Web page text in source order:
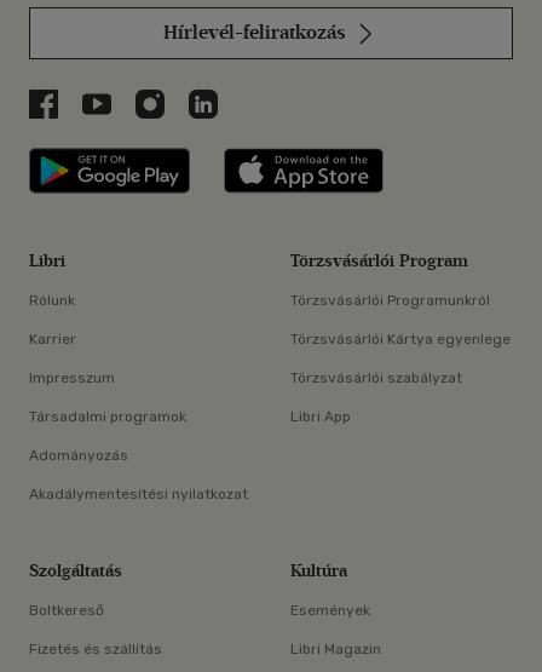
Hírlevél-feliratkozás
Libri a Facebookon
Libri a Youtube-on
Libri az Instagramon
Libri a LinkedInen
Libri applikáció Szerezd meg: Google
Libri
Rólunk
Karrier
Impresszum
Társadalmi programok
Adományozás
Akadálymentesítési nyilatkozat
Törzsvásárlói Program
Törzsvásárlói Programunkról
Törzsvásárlói Kártya egyenlege
Törzsvásárlói szabályzat
Libri App
Szolgáltatás
Boltkereső
Fizetés és szállítás
Kultúra
Események
Libri Magazin